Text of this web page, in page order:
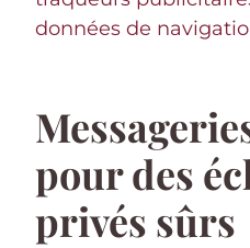
données de
pour des
privés sûrs